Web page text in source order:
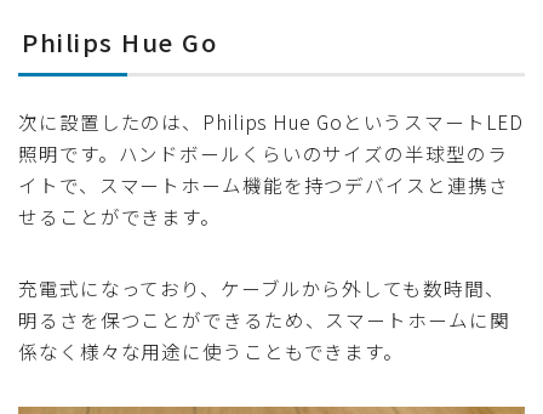
Philips Hue Go
次に設置したのは、Philips Hue GoというスマートLED
照明です。ハンドボールくらいのサイズの半球型のラ
イトで、スマートホーム機能を持つデバイスと連携さ
せることができます。
充電式になっており、ケーブルから外しても数時間、
明るさを保つことができるため、スマートホームに関
係なく様々な用途に使うこともできます。